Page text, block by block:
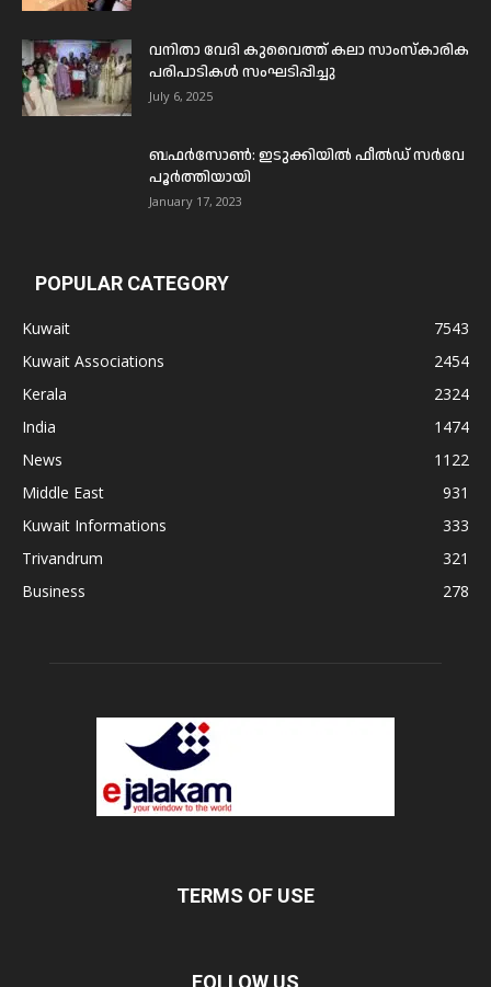
വനിതാ വേദി കുവൈത്ത് കലാ സാംസ്കാരിക
പരിപാടികൾ സംഘടിപ്പിച്ചു
July 6, 2025
ബഫര്‍സോണ്‍: ഇടുക്കിയില്‍ ഫീല്‍ഡ് സര്‍വേ
പൂര്‍ത്തിയായി
January 17, 2023
POPULAR CATEGORY
Kuwait
7543
Kuwait Associations
2454
Kerala
2324
India
1474
News
1122
Middle East
931
Kuwait Informations
333
Trivandrum
321
Business
278
TERMS OF USE
FOLLOW US